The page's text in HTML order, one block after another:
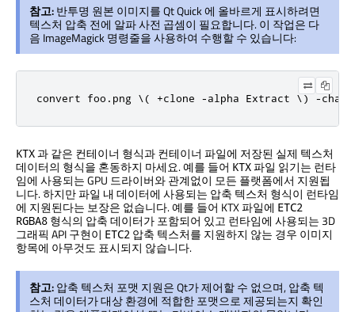
참고:반투명 원본 이미지를Qt Quick에 올바르게 표시하려면
텍스처 압축 전에 알파 사전 곱셈이 필요합니다. 이 작업은 다
음 ImageMagick 명령줄을 사용하여 수행할 수 있습니다:
convert foo.png \( +clone -alpha Extract \) -
KTX과 같은 컨테이너 형식과 컨테이너 파일에 저장된 실제 텍스처
데이터의 형식을 혼동하지 마세요. 예를 들어 KTX파일 읽기는 런타
임에 사용되는 GPU 드라이버와 관계없이 모든 플랫폼에서 지원됩
니다. 하지만 파일 내 데이터에 사용되는 압축 텍스처 형식이 런타임
에 지원된다는 보장은 없습니다. 예를 들어 KTX 파일에 ETC2
RGBA8 형식의 압축 데이터가 포함되어 있고 런타임에 사용되는 3D
그래픽 API 구현이 ETC2 압축 텍스처를 지원하지 않는 경우 이미지
항목에 아무것도 표시되지 않습니다.
참고:압축 텍스처 포맷 지원은 Qt가 제어할 수 없으며, 압축 텍
스처 데이터가 대상 환경에 적합한 포맷으로 제공되는지 확인